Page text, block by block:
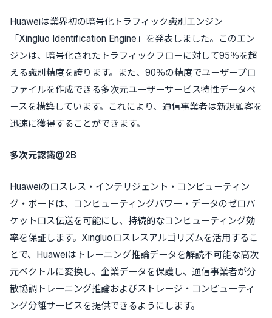
Huaweiは業界初の暗号化トラフィック識別エンジン
「Xingluo Identification Engine」を発表しました。このエン
ジンは、暗号化されたトラフィックフローに対して95％を超
える識別精度を誇ります。また、90％の精度でユーザープロ
ファイルを作成できる多次元ユーザーサービス特性データベ
ースを構築しています。これにより、通信事業者は新規顧客を
迅速に獲得することができます。
多次元認識@2B
Huaweiのロスレス・インテリジェント・コンピューティン
グ・ボードは、コンピューティングパワー・データのゼロパ
ケットロス伝送を可能にし、持続的なコンピューティング効
率を保証します。Xingluoロスレスアルゴリズムを活用するこ
とで、Huaweiはトレーニング推論データを解読不可能な高次
元ベクトルに変換し、企業データを保護し、通信事業者が分
散協調トレーニング推論およびストレージ・コンピューティ
ング分離サービスを提供できるようにします。